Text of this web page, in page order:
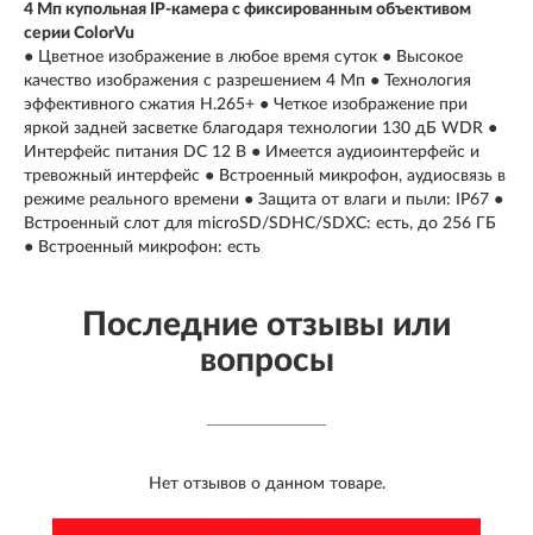
4 Мп купольная IP-камера с фиксированным объективом
серии ColorVu
● Цветное изображение в любое время суток ● Высокое
качество изображения с разрешением 4 Мп ● Технология
эффективного сжатия H.265+ ● Четкое изображение при
яркой задней засветке благодаря технологии 130 дБ WDR ●
Интерфейс питания DC 12 В ● Имеется аудиоинтерфейс и
тревожный интерфейс ● Встроенный микрофон, аудиосвязь в
режиме реального времени ● Защита от влаги и пыли: IP67 ●
Встроенный слот для microSD/SDHC/SDXC: есть, до 256 ГБ
● Встроенный микрофон: есть
Последние отзывы или
вопросы
Нет отзывов о данном товаре.